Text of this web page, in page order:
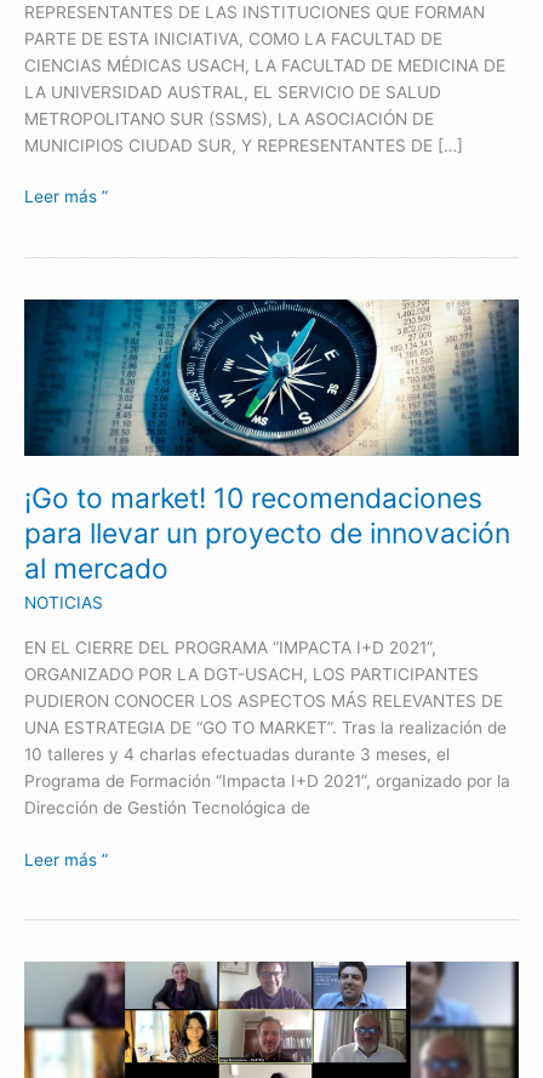
REPRESENTANTES DE LAS INSTITUCIONES QUE FORMAN
PARTE DE ESTA INICIATIVA, COMO LA FACULTAD DE
CIENCIAS MÉDICAS USACH, LA FACULTAD DE MEDICINA DE
LA UNIVERSIDAD AUSTRAL, EL SERVICIO DE SALUD
METROPOLITANO SUR (SSMS), LA ASOCIACIÓN DE
MUNICIPIOS CIUDAD SUR, Y REPRESENTANTES DE […]
Leer más ”
¡Go to market! 10 recomendaciones
para llevar un proyecto de innovación
al mercado
NOTICIAS
EN EL CIERRE DEL PROGRAMA “IMPACTA I+D 2021”,
ORGANIZADO POR LA DGT-USACH, LOS PARTICIPANTES
PUDIERON CONOCER LOS ASPECTOS MÁS RELEVANTES DE
UNA ESTRATEGIA DE “GO TO MARKET”. Tras la realización de
10 talleres y 4 charlas efectuadas durante 3 meses, el
Programa de Formación “Impacta I+D 2021”, organizado por la
Dirección de Gestión Tecnológica de
market!
recomendaciones
un
proyecto
de
innovación
al
Leer más ”
cómo
y
dónde